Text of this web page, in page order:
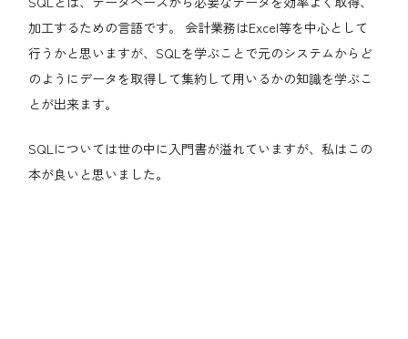
加工するための言語です。 会計業務はExcel等を中心として
行うかと思いますが、SQLを学ぶことで元のシステムからど
のようにデータを取得して集約して用いるかの知識を学ぶこ
とが出来ます。
SQLについては世の中に入門書が溢れていますが、私はこの
本が良いと思いました。